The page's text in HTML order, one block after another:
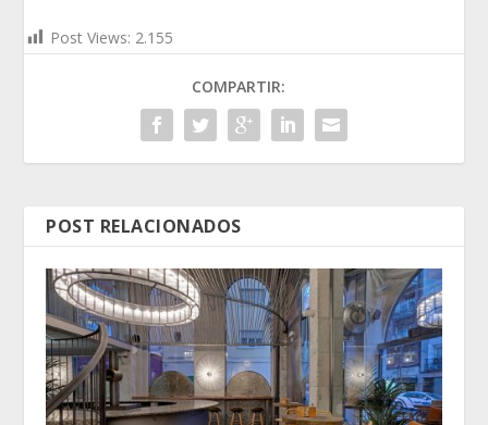
Post Views: 2.155
COMPARTIR:
POST RELACIONADOS